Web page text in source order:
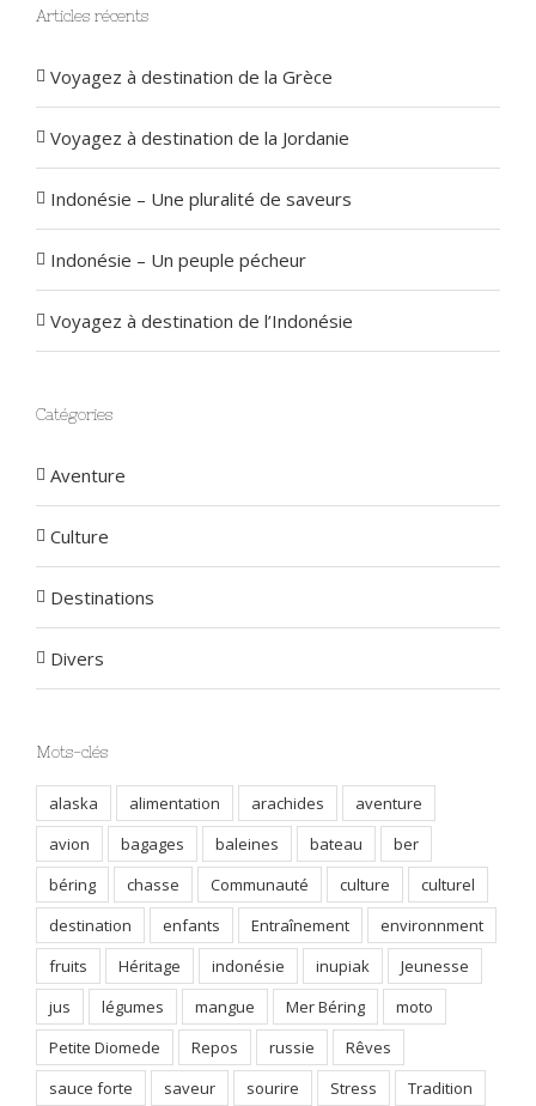
Articles récents
Voyagez à destination de la Grèce
Voyagez à destination de la Jordanie
Indonésie – Une pluralité de saveurs
Indonésie – Un peuple pécheur
Voyagez à destination de l’Indonésie
Catégories
Aventure
Culture
Destinations
Divers
Mots-clés
alaska alimentation arachides
aventure
avion
bagages baleines bateau
ber
béring
chasse Communauté culture
culturel
destination
enfants Entraînement
environnment
fruits
Héritage indonésie inupiak
Jeunesse
jus
légumes mangue Mer Béring
moto
Petite Diomede
Repos russie
Rêves
sauce forte
saveur sourire Stress
Tradition